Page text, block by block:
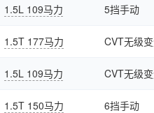
1.5L 109马力 5挡手动
1.5T 177马力 CVT无级
1.5L 109马力 CVT无级
1.5T 150马力 6挡手动